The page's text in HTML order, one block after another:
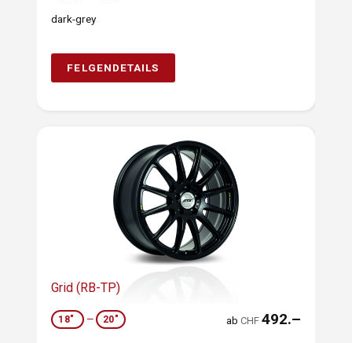
dark-grey
FELGENDETAILS
Grid (RB-TP)
18" — 20" abCHF 492.–